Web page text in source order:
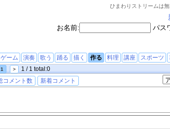
ひまわりストリームは
お名前:
パス
ゲーム 演奏 歌う 踊る 描く 作る 料理 講座 スポーツ
1 >
1 / 1 total:0
コメント数 新着コメント